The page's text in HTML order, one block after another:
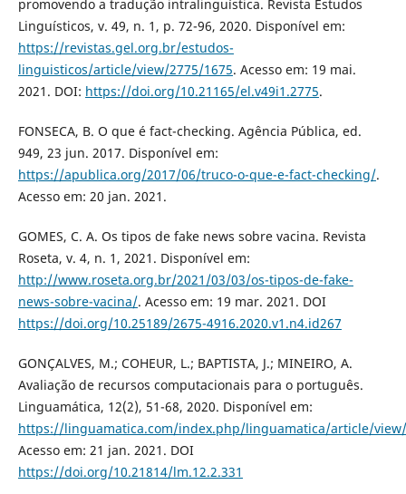
promovendo a tradução intralinguística. Revista Estudos
Linguísticos, v. 49, n. 1, p. 72-96, 2020. Disponível em:
https://revistas.gel.org.br/estudos-
linguisticos/article/view/2775/1675. Acesso em: 19 mai.
2021. DOI: https://doi.org/10.21165/el.v49i1.2775.
FONSECA, B. O que é fact-checking. Agência Pública, ed.
949, 23 jun. 2017. Disponível em:
https://apublica.org/2017/06/truco-o-que-e-fact-checking/.
Acesso em: 20 jan. 2021.
GOMES, C. A. Os tipos de fake news sobre vacina. Revista
Roseta, v. 4, n. 1, 2021. Disponível em:
http://www.roseta.org.br/2021/03/03/os-tipos-de-fake-
news-sobre-vacina/. Acesso em: 19 mar. 2021. DOI
https://doi.org/10.25189/2675-4916.2020.v1.n4.id267
GONÇALVES, M.; COHEUR, L.; BAPTISTA, J.; MINEIRO, A.
Avaliação de recursos computacionais para o português.
Linguamática, 12(2), 51-68, 2020. Disponível em:
https://linguamatica.com/index.php/linguamatica/article/
Acesso em: 21 jan. 2021. DOI
https://doi.org/10.21814/lm.12.2.331